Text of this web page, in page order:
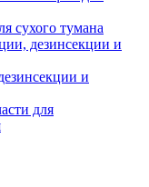
сухого тумана
дезинсекции и
и
для